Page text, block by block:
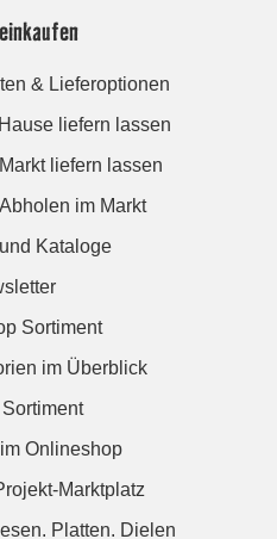
& Lieferoptionen
liefern lassen
liefern lassen
im Markt
Kataloge
Sortiment
im Überblick
Onlineshop
Marktplatz
Platten. Dielen